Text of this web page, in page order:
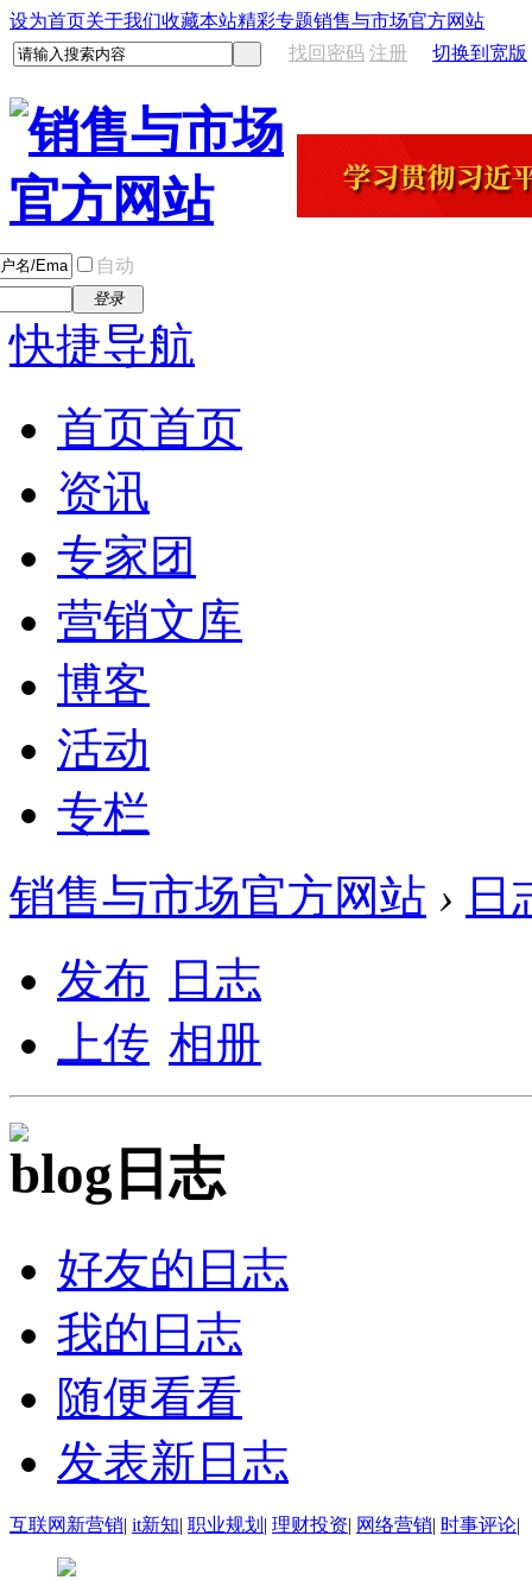
设为首页关于我们收藏本站精彩专题销售与市场官方网站
找回密码 注册 切换到宽版
自动
登录
快捷导航
首页首页
资讯
专家团
营销文库
博客
活动
专栏
销售与市场官方网站 › 日
发布
日志
上传 相册
日志
好友的日志
我的日志
随便看看
发表新日志
互联网新营销| it新知| 职业规划 | 理财投资| 网络营销| 时事评论|